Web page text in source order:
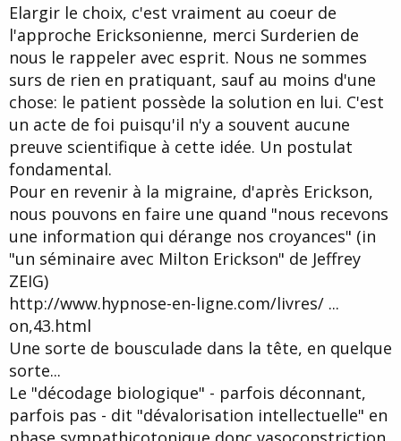
e
Elargir le choix, c'est vraiment au coeur de
l'approche Ericksonienne, merci Surderien de
nous le rappeler avec esprit. Nous ne sommes
surs de rien en pratiquant, sauf au moins d'une
chose: le patient possède la solution en lui. C'est
un acte de foi puisqu'il n'y a souvent aucune
preuve scientifique à cette idée. Un postulat
fondamental.
Pour en revenir à la migraine, d'après Erickson,
nous pouvons en faire une quand "nous recevons
une information qui dérange nos croyances" (in
"un séminaire avec Milton Erickson" de Jeffrey
ZEIG)
http://www.hypnose-en-ligne.com/livres/ ...
on,43.html
Une sorte de bousculade dans la tête, en quelque
sorte...
Le "décodage biologique" - parfois déconnant,
parfois pas - dit "dévalorisation intellectuelle" en